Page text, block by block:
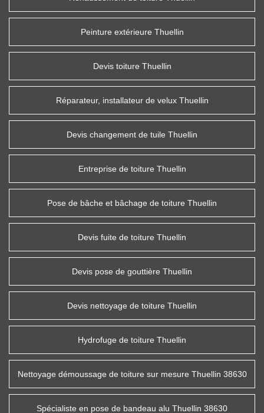
Peinture extérieure Thuellin
Devis toiture Thuellin
Réparateur, installateur de velux Thuellin
Devis changement de tuile Thuellin
Entreprise de toiture Thuellin
Pose de bâche et bâchage de toiture Thuellin
Devis fuite de toiture Thuellin
Devis pose de gouttière Thuellin
Devis nettoyage de toiture Thuellin
Hydrofuge de toiture Thuellin
Nettoyage démoussage de toiture sur mesure Thuellin 38630
Spécialiste en pose de bandeau alu Thuellin 38630